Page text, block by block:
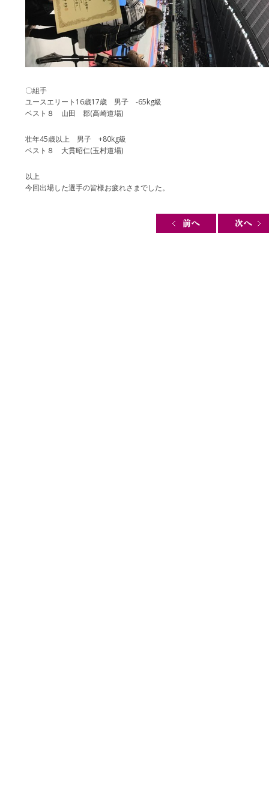
〇組手
ユースエリート16歳17歳 男子 -65kg級
ベスト８ 山田 郡(高崎道場)
壮年45歳以上 男子 +80kg級
ベスト８ 大貫昭仁(玉村道場)
以上
今回出場した選手の皆様お疲れさまでした。